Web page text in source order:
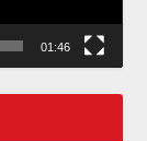
01:46